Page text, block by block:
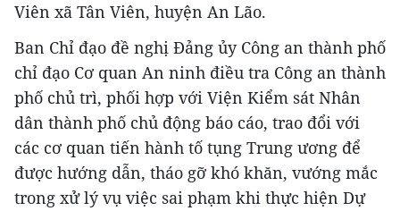
Viên xã Tân Viên, huyện An Lão.
Ban Chỉ đạo đề nghị Đảng ủy Công an thành phố
chỉ đạo Cơ quan An ninh điều tra Công an thành
phố chủ trì, phối hợp với Viện Kiểm sát Nhân
dân thành phố chủ động báo cáo, trao đổi với
các cơ quan tiến hành tố tụng Trung ương để
được hướng dẫn, tháo gỡ khó khăn, vướng mắc
trong xử lý vụ việc sai phạm khi thực hiện Dự